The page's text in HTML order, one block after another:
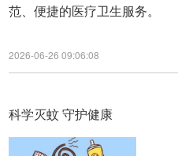
范、便捷的医疗卫生服务。
2026-06-26 09:06:08
科学灭蚊 守护健康